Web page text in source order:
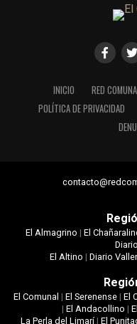
INICIO RED
POLÍTICA DE PRIVACIDAD
El Almagrino | El
El Altino | Diario
El Comunal | El Serenense| El
| El Andacollino |
La Perla del Limarí|El